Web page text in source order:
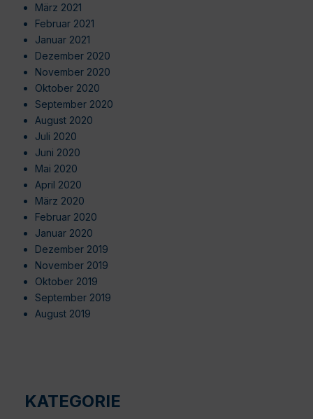
März 2021
Februar 2021
Januar 2021
Dezember 2020
November 2020
Oktober 2020
September 2020
August 2020
Juli 2020
Juni 2020
Mai 2020
April 2020
März 2020
Februar 2020
Januar 2020
Dezember 2019
November 2019
Oktober 2019
September 2019
August 2019
KATEGORIE